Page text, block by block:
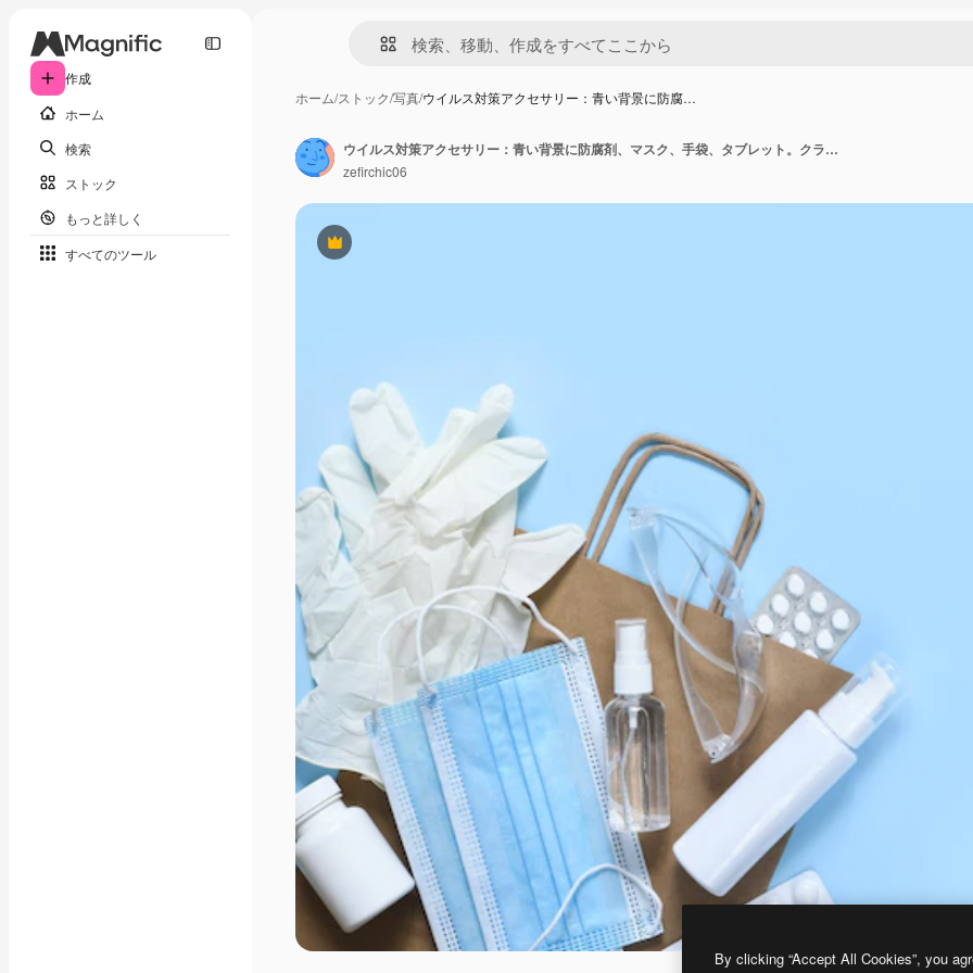
作成
ホーム
検索
ストック
もっと詳しく
すべてのツール
ホーム/ストック/写真/ウイルス対策アクセサリー：青い背景に防腐…
Premium
ウイルス対策アクセサリー：青い背景に防腐剤、マスク、手袋、タブレット。クラフト紙パッケージ。フラットに。パンデミック。
zefirchic06
By clicking “Accept All Cookies”, you